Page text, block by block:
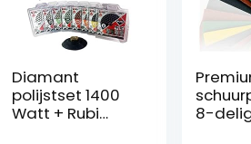
Diamant
polijstset 1400
Watt + Rubi
8-